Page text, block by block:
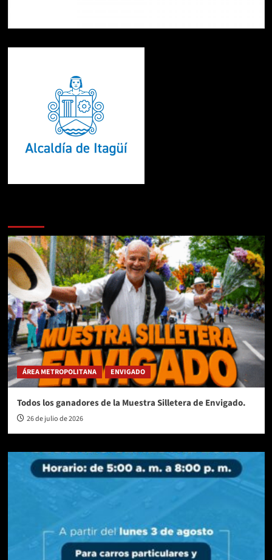
ÁREA METROPOLITANA ENVIGADO
Todos los ganadores de la Muestra Silletera de Envigado.
26 de julio de 2026